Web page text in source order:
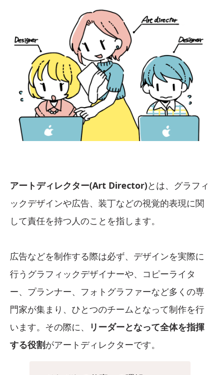
アートディレクター(Art Director)とは、グラフィ
ックデザインや広告、装丁などの視覚的表現に関
して責任を持つ人のことを指します。
広告などを制作する際は必ず、デザインを実際に
行うグラフィックデザイナーや、コピーライタ
ー、プランナー、フォトグラファーなど多くの専
門家が集まり、ひとつのチームとなって制作を行
います。その際に、
リーダーとなって全体を指揮
する役割がアートディレクターです。